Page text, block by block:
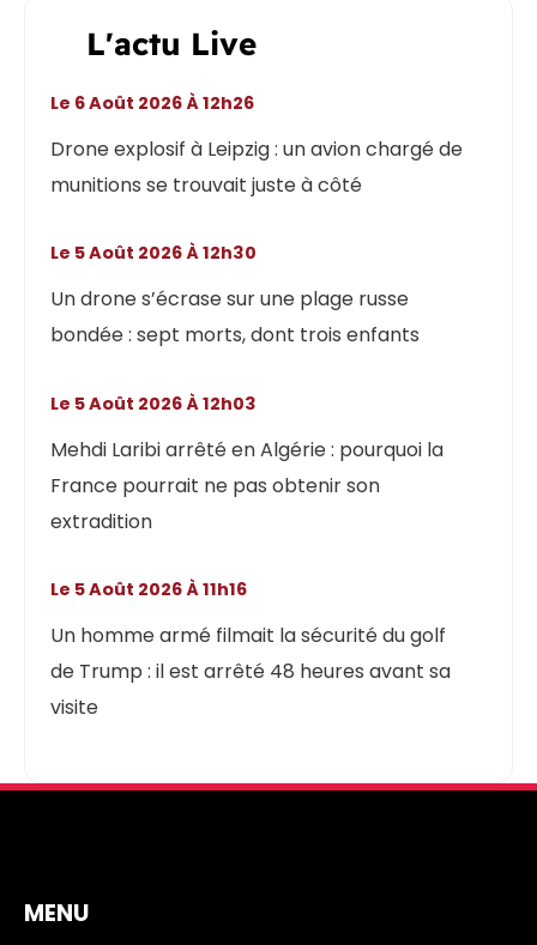
L'actu Live
Drone explosif à Leipzig : un avion chargé de
munitions se trouvait juste à côté
Le 6 Août 2026 À 12h26
Un drone s’écrase sur une plage russe
bondée : sept morts, dont trois enfants
Le 5 Août 2026 À 12h30
Mehdi Laribi arrêté en Algérie : pourquoi la
France pourrait ne pas obtenir son
extradition
Le 5 Août 2026 À 12h03
Un homme armé filmait la sécurité du golf
de Trump : il est arrêté 48 heures avant sa
visite
Le 5 Août 2026 À 11h16
MENU